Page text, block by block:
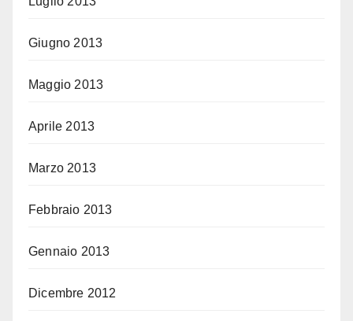
Giugno 2013
Maggio 2013
Aprile 2013
Marzo 2013
Febbraio 2013
Gennaio 2013
Dicembre 2012